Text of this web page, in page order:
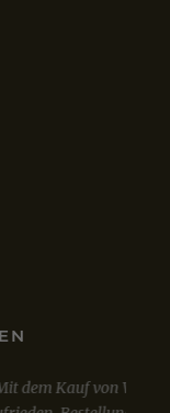
ich sehr